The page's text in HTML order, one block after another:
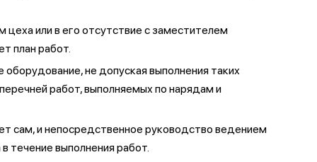
или в его отсутствие с заместителем
план работ.
не допуская выполнения таких
работ, выполняемых по нарядам и
сам, и непосредственное руководство ведением
течение выполнения работ.